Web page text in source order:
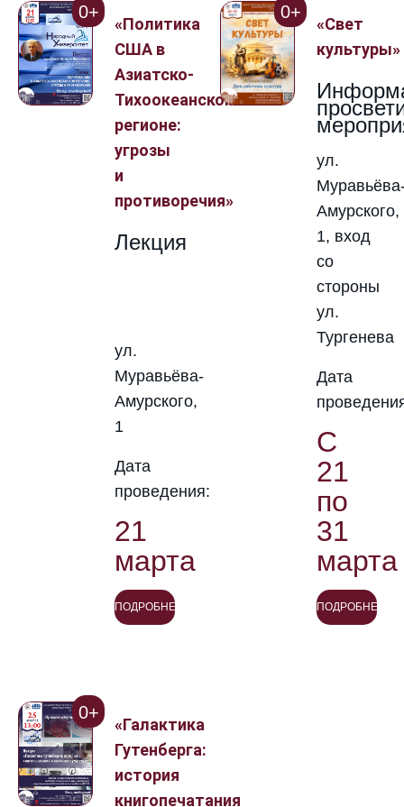
«Политика
США в
Азиатско-
Тихоокеанском
регионе:
угрозы
и
противоречия»
Лекция
ул.
Муравьёва-
Амурского,
1
Дата
проведения:
21
марта
ПОДРОБНЕЕ
0+
«Свет
культуры»
ул.
Амурского,
1, вход
со
стороны
ул.
Тургенева
Дата
С
21
по
31
марта
ПОДРОБНЕЕ
0+
«Галактика
Гутенберга:
история
книгопечатания
0+